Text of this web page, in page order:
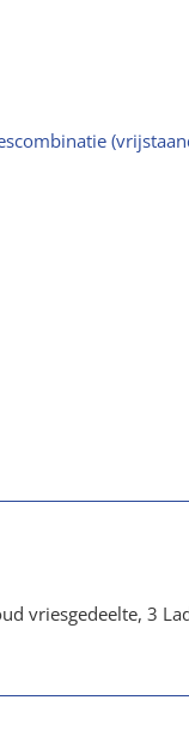
vriesgedeelte, 3